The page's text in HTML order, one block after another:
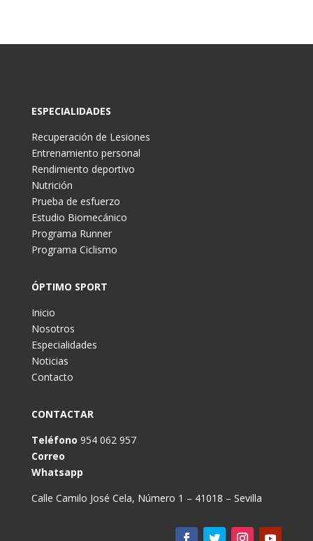
ESPECIALIDADES
Recuperación de Lesiones
Entrenamiento personal
Rendimiento deportivo
Nutrición
Prueba de esfuerzo
Estudio Biomecánico
Programa Runner
Programa Ciclismo
ÓPTIMO SPORT
Inicio
Nosotros
Especialidades
Noticias
Contacto
CONTACTAR
Teléfono 954 062 957
Correo
Whatsapp
Calle Camilo José Cela, Número 1 – 41018 – Sevilla